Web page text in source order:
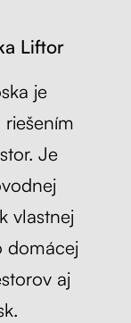
Liftor
je
Je
vlastnej
domácej
aj